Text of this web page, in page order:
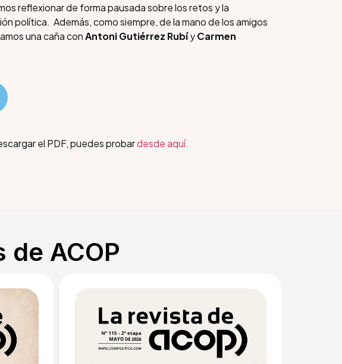
reflexionar de forma pausada sobre los retos y la
política. Además, como siempre, de la mano de los amigos
una caña conAntoni Gutiérrez RubíyCarmen
el PDF, puedes probardesde aquí.
ACOP